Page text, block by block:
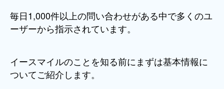
毎日1,000件以上の問い合わせがある中で多くのユ
ーザーから指示されています。
イースマイルのことを知る前にまずは基本情報に
ついてご紹介します。